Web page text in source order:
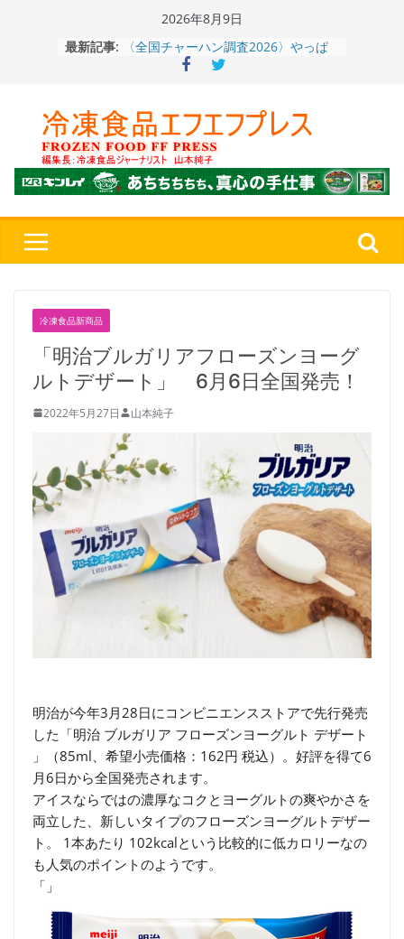
2026年8月9日
最新記事:
りお米メニュー人気1位はチャーハン
～ニチレイフーズ調べ
から新ブランド『ニップン、彩りごは
ん。』～”おいしさ”をアピール
餃子キャラ”ぎょざ・ぎょざお”POPUP
ストアで作者にご挨拶、新作”れいと
うこ～こ～”を知る
「CHEESE WONDER」5周年～夏に限
定さわやかフレーバー「CHEESE
県）：冷食番長タケムラダイ 〜ご当
冷凍食品新商品
「明治ブルガリアフローズンヨーグ
ルトデザート」 6月6日全国発売！
2022年5月27日 山本純子
明治が今年3月28日にコンビニエンスストアで先行発売
した「明治 ブルガリア フローズンヨーグルト デザート
」（85ml、希望小売価格：162円 税込）。好評を得て6
月6日から全国発売されます。
アイスならではの濃厚なコクとヨーグルトの爽やかさを
両立した、新しいタイプのフローズンヨーグルトデザー
ト。 1本あたり 102kcalという比較的に低カロリーなの
も人気のポイントのようです。
「」